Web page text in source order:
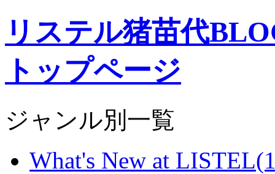
リステル猪苗代
トップページ
ジャンル別一覧
What's New at